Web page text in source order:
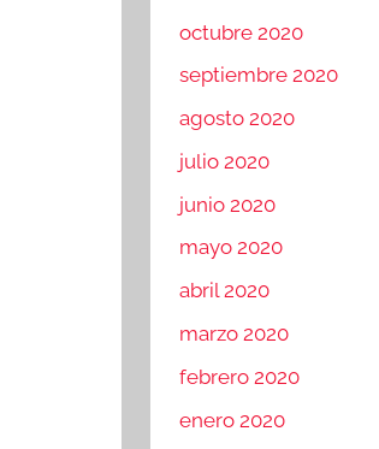
octubre 2020
septiembre 2020
agosto 2020
julio 2020
junio 2020
mayo 2020
abril 2020
marzo 2020
febrero 2020
enero 2020